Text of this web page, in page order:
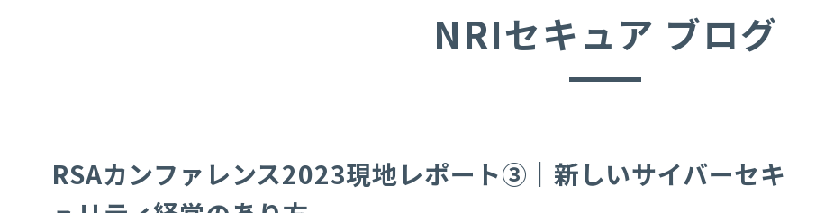
NRIセキュア ブログ
RSAカンファレンス2023現地レポート③｜新しいサイバーセキ